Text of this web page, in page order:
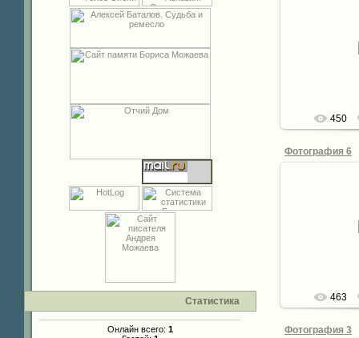
Статистика
Онлайн всего: 1
450
Фотография 6
463
Фотография 3